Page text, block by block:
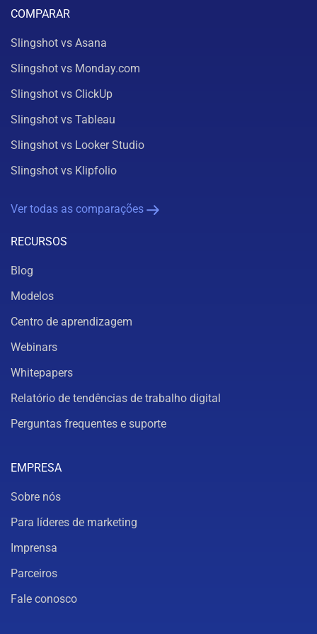
COMPARAR
Slingshot vs Asana
Slingshot vs Monday.com
Slingshot vs ClickUp
Slingshot vs Tableau
Slingshot vs Looker Studio
Slingshot vs Klipfolio
Ver todas as comparações
RECURSOS
Blog
Modelos
Centro de aprendizagem
Webinars
Whitepapers
Relatório de tendências de trabalho digital
Perguntas frequentes e suporte
EMPRESA
Sobre nós
Para líderes de marketing
Imprensa
Parceiros
Fale conosco